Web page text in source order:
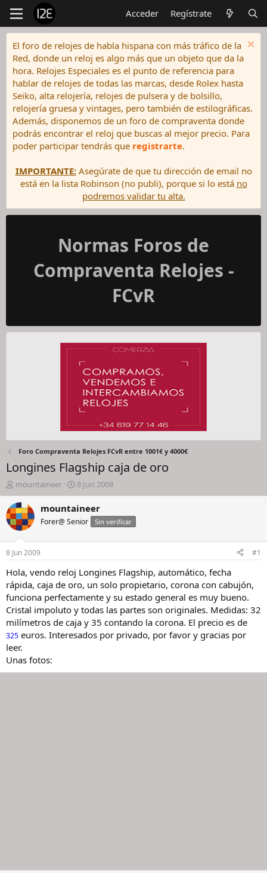
Acceder Regístrate
El foro de relojes de habla hispana con más tráfico de la
Red, donde un reloj es algo más que un objeto que da la
hora. Relojes Especiales es el punto de referencia para
hablar de relojes de todas las marcas, desde Rolex hasta
Seiko, alta relojería, relojes de pulsera y de bolsillo,
relojería gruesa y vintages, pero también de estilográficas.
Además, disponemos de un foro de compraventa donde
podrás encontrar el reloj que buscas al mejor precio. Para
poder participar tendrás que registrarte.
IMPORTANTE:Asegúrate de que tu dirección de email no
está en la lista Robinson (no publi), porque si lo está no
podremos validar tu alta.
Normas Foros de
Compraventa Relojes -
FCvR
Foro Compraventa Relojes FCvR entre 1001€ y 4000€
Longines Flagship caja de oro
I
n
i
c
i
a
o
r
e
l
h
i
l
o
mountaineer
F
e
c
h
a
i
n
c
i
o
8 Jun 2009
mountaineer
Forer@ Senior Sin verificar
8 Jun 2009 #1
Hola, vendo reloj Longines Flagship, automático, fecha
rápida, caja de oro, un solo propietario, corona con cabujón,
funciona perfectamente y su estado general es muy bueno.
Cristal impoluto y todas las partes son originales. Medidas: 32
milímetros de caja y 35 contando la corona. El precio es de
325 euros. Interesados por privado, por favor y gracias por
leer.
Unas fotos: